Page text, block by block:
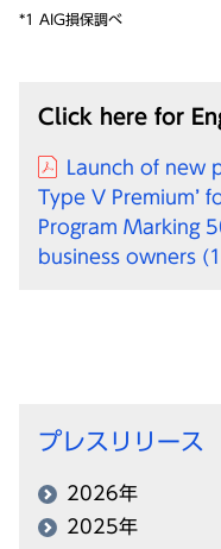
*1 AIG損保調べ
Click here for
Launch of new
Type V Premium’
Program Marking
business owners
プレスリリース
2026年
2025年